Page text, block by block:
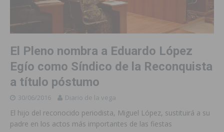
El Pleno nombra a Eduardo López
Egío como Síndico de la Reconquista
a título póstumo
30/06/2016 Diario de la vega
El hijo del reconocido periodista, Miguel López, sustituirá a su
padre en los actos más importantes de las fiestas